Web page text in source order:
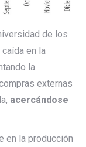
de los
en la
la
externas
acercándose
en la producción